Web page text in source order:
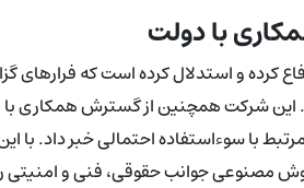
با دولت
کرده و استدلال کرده است که
شرکت همچنین از گسترش همکاری با
با سوءاستفاده احتمالی خبر داد.
هوش مصنوعی جوانب حقوقی، فنی و